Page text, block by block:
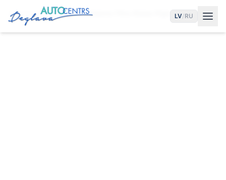
LV/RU
Sākums Pakalpojumi Salona Filtra Maiņa Rīgā